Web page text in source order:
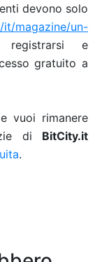
devono solo
magazine/un-
e
gratuito a
vuoi rimanere
di BitCity.it
.